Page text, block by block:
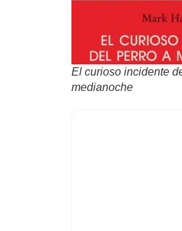
El curioso incidente
medianoche